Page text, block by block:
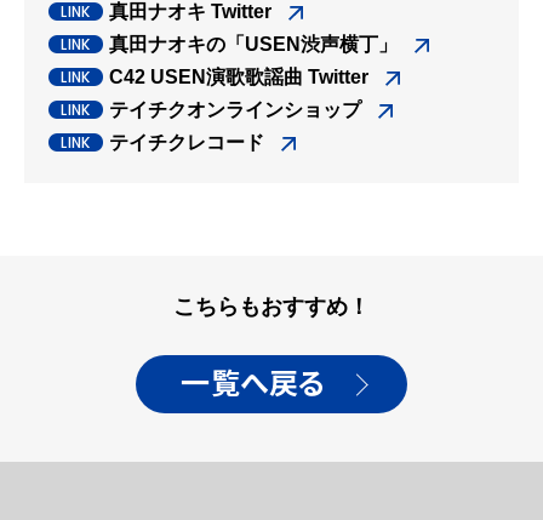
真田ナオキ Twitter
真田ナオキの「USEN渋声横丁」
C42 USEN演歌歌謡曲 Twitter
テイチクオンラインショップ
テイチクレコード
こちらもおすすめ！
一覧へ戻る